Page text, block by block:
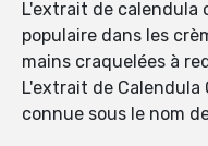
L'extrait de calendula
populaire dans les
mains craquelées à
L'extrait de
connue sous le nom